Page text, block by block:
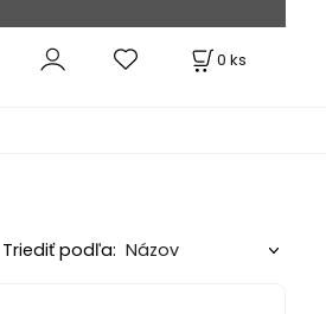
0 ks
Triediť podľa: